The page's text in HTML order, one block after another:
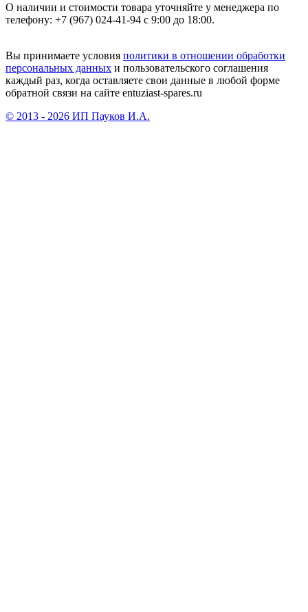
О наличии и стоимости товара уточняйте у менеджера по
телефону: +7 (967) 024-41-94 с 9:00 до 18:00.
Вы принимаете условия политики в отношении обработки
персональных данных и пользовательского соглашения
каждый раз, когда оставляете свои данные в любой форме
обратной связи на сайте entuziast-spares.ru
© 2013 - 2026 ИП Пауков И.А.